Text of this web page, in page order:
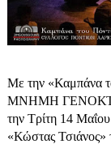
Με την «Καμπάνα
ΜΝΗΜΗ
την Τρίτη 14
«Κώστας Τσιάνος»